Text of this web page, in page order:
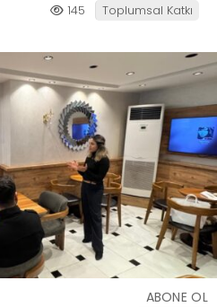
145 Toplumsal Katkı
ABONE OL